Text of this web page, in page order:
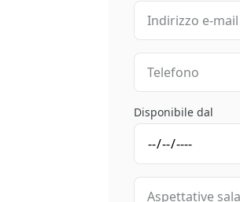
Disponibile dal